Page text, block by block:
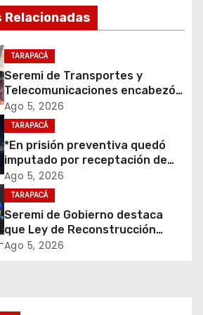
Relacionadas
TARAPACÁ
Seremi de Transportes y
Telecomunicaciones encabezó
primera mesa de coordinación
para el retiro de cables en
desuso en Iquique
Ago 5, 2026
TARAPACÁ
*En prisión preventiva quedó
imputado por receptación de
cigarrillos avaluados en $1.600
millones*
Ago 5, 2026
TARAPACÁ
Seremi de Gobierno destaca
que Ley de Reconstrucción
Nacional impulsará la inversión
Ago 5, 2026